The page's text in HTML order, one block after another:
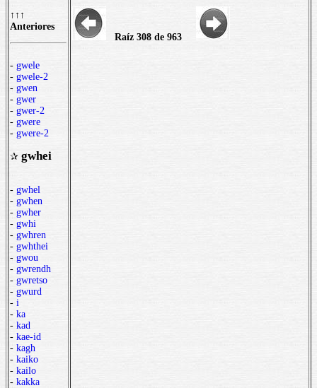
↑↑↑
Anteriores
- gwele
- gwele-2
- gwen
- gwer
- gwer-2
- gwere
- gwere-2
✰ gwhei
- gwhel
- gwhen
- gwher
- gwhi
- gwhren
- gwhthei
- gwou
- gwrendh
- gwretso
- gwurd
- i
- ka
- kad
- kae-id
- kagh
- kaiko
- kailo
- kakka
Raíz 308 de 963